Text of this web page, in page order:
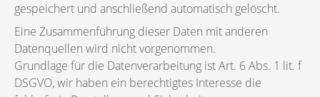
gespeichert und anschließend automatisch gelöscht.
Eine Zusammenführung dieser Daten mit anderen
Datenquellen wird nicht vorgenommen.
Grundlage für die Datenverarbeitung ist Art. 6 Abs. 1 lit. f
DSGVO, wir haben ein berechtigtes Interesse die